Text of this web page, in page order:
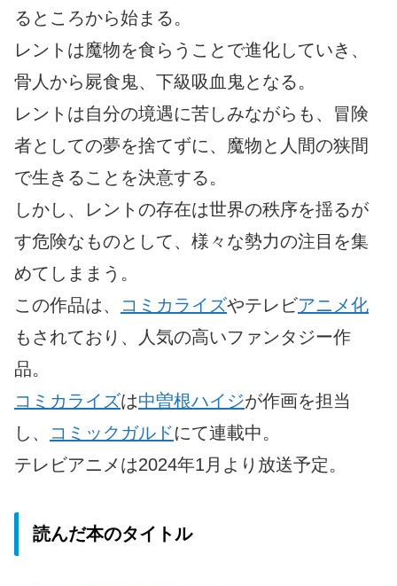
るところから始まる。
レントは魔物を食らうことで進化していき、
骨人から屍食鬼、下級吸血鬼となる。
レントは自分の境遇に苦しみながらも、冒険
者としての夢を捨てずに、魔物と人間の狭間
で生きることを決意する。
しかし、レントの存在は世界の秩序を揺るが
す危険なものとして、様々な勢力の注目を集
めてしままう。
この作品は、
コミカライズやテレビアニメ化
もされており、人気の高いファンタジー作
品。
コミカライズは中曽根ハイジが作画を担当
し、
コミックガルドにて連載中。
テレビアニメは2024年1月より放送予定。
読んだ本のタイトル